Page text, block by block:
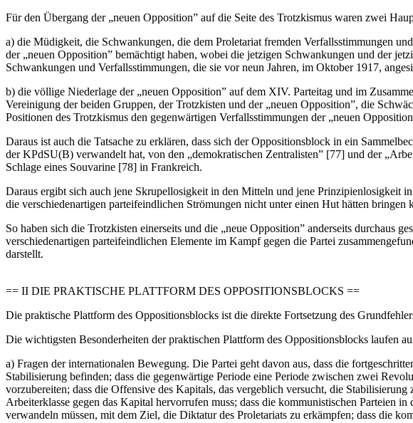
Für den Übergang der „neuen Opposition” auf die Seite des Trotzkismus waren zwei
a) die Müdigkeit, die Schwankungen, die dem Proletariat fremden Verfallsstimmungen
der „neuen Opposition” bemächtigt haben, wobei die jetzigen Schwankungen und der
Schwankungen und Verfallsstimmungen, die sie vor neun Jahren, im Oktober 1917,
b) die völlige Niederlage der „neuen Opposition” auf dem XIV. Parteitag und im
Vereinigung der beiden Gruppen, der Trotzkisten und der „neuen Opposition”, die
Positionen des Trotzkismus den gegenwärtigen Verfallsstimmungen der „neuen
Daraus ist auch die Tatsache zu erklären, dass sich der Oppositionsblock in ein
der KPdSU(B) verwandelt hat, von den „demokratischen Zentralisten” [77] und der
Schlage eines Souvarine [78] in Frankreich.
Daraus ergibt sich auch jene Skrupellosigkeit in den Mitteln und jene Prinzipienlosigkeit
die verschiedenartigen parteifeindlichen Strömungen nicht unter einen Hut hätten bringen
So haben sich die Trotzkisten einerseits und die „neue Opposition” anderseits durchaus
verschiedenartigen parteifeindlichen Elemente im Kampf gegen die Partei
darstellt.
== II DIE PRAKTISCHE PLATTFORM DES OPPOSITIONSBLOCKS ==
Die praktische Plattform des Oppositionsblocks ist die direkte Fortsetzung des
Die wichtigsten Besonderheiten der praktischen Plattform des Oppositionsblocks laufen
a) Fragen der internationalen Bewegung. Die Partei geht davon aus, dass die
Stabilisierung befinden; dass die gegenwärtige Periode eine Periode zwischen zwei
vorzubereiten; dass die Offensive des Kapitals, das vergeblich versucht, die
Arbeiterklasse gegen das Kapital hervorrufen muss; dass die kommunistischen Parteien
verwandeln müssen, mit dem Ziel, die Diktatur des Proletariats zu erkämpfen; dass die